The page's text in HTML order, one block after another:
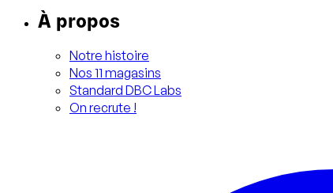
À propos
Notre histoire
Nos 11 magasins
Standard DBC Labs
On recrute !